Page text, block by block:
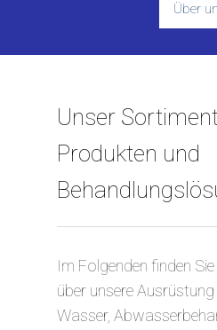
Über
Unser
Produkten und
Im Folgenden finden
über unsere
Wasser,